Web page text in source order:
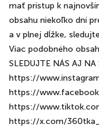
mať prístup k
obsahu niekoľko dní
a v plnej dĺžke,
Viac podobného
SLEDUJTE NÁS AJ
https://
https://
https://
https://x.com/